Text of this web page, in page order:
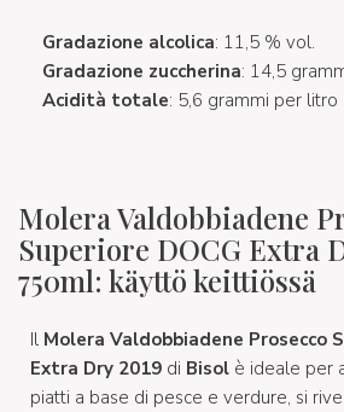
Gradazione alcolica: 11,5 % vol.
Gradazione zuccherina: 14,5
Acidità totale: 5,6 grammi per litro
Molera Valdobbiadene
Superiore DOCG Extra
750ml: käyttö keittiössä
Il Molera Valdobbiadene Prosecco
Extra Dry 2019 di Bisol è ideale per
piatti a base di pesce e verdure, si